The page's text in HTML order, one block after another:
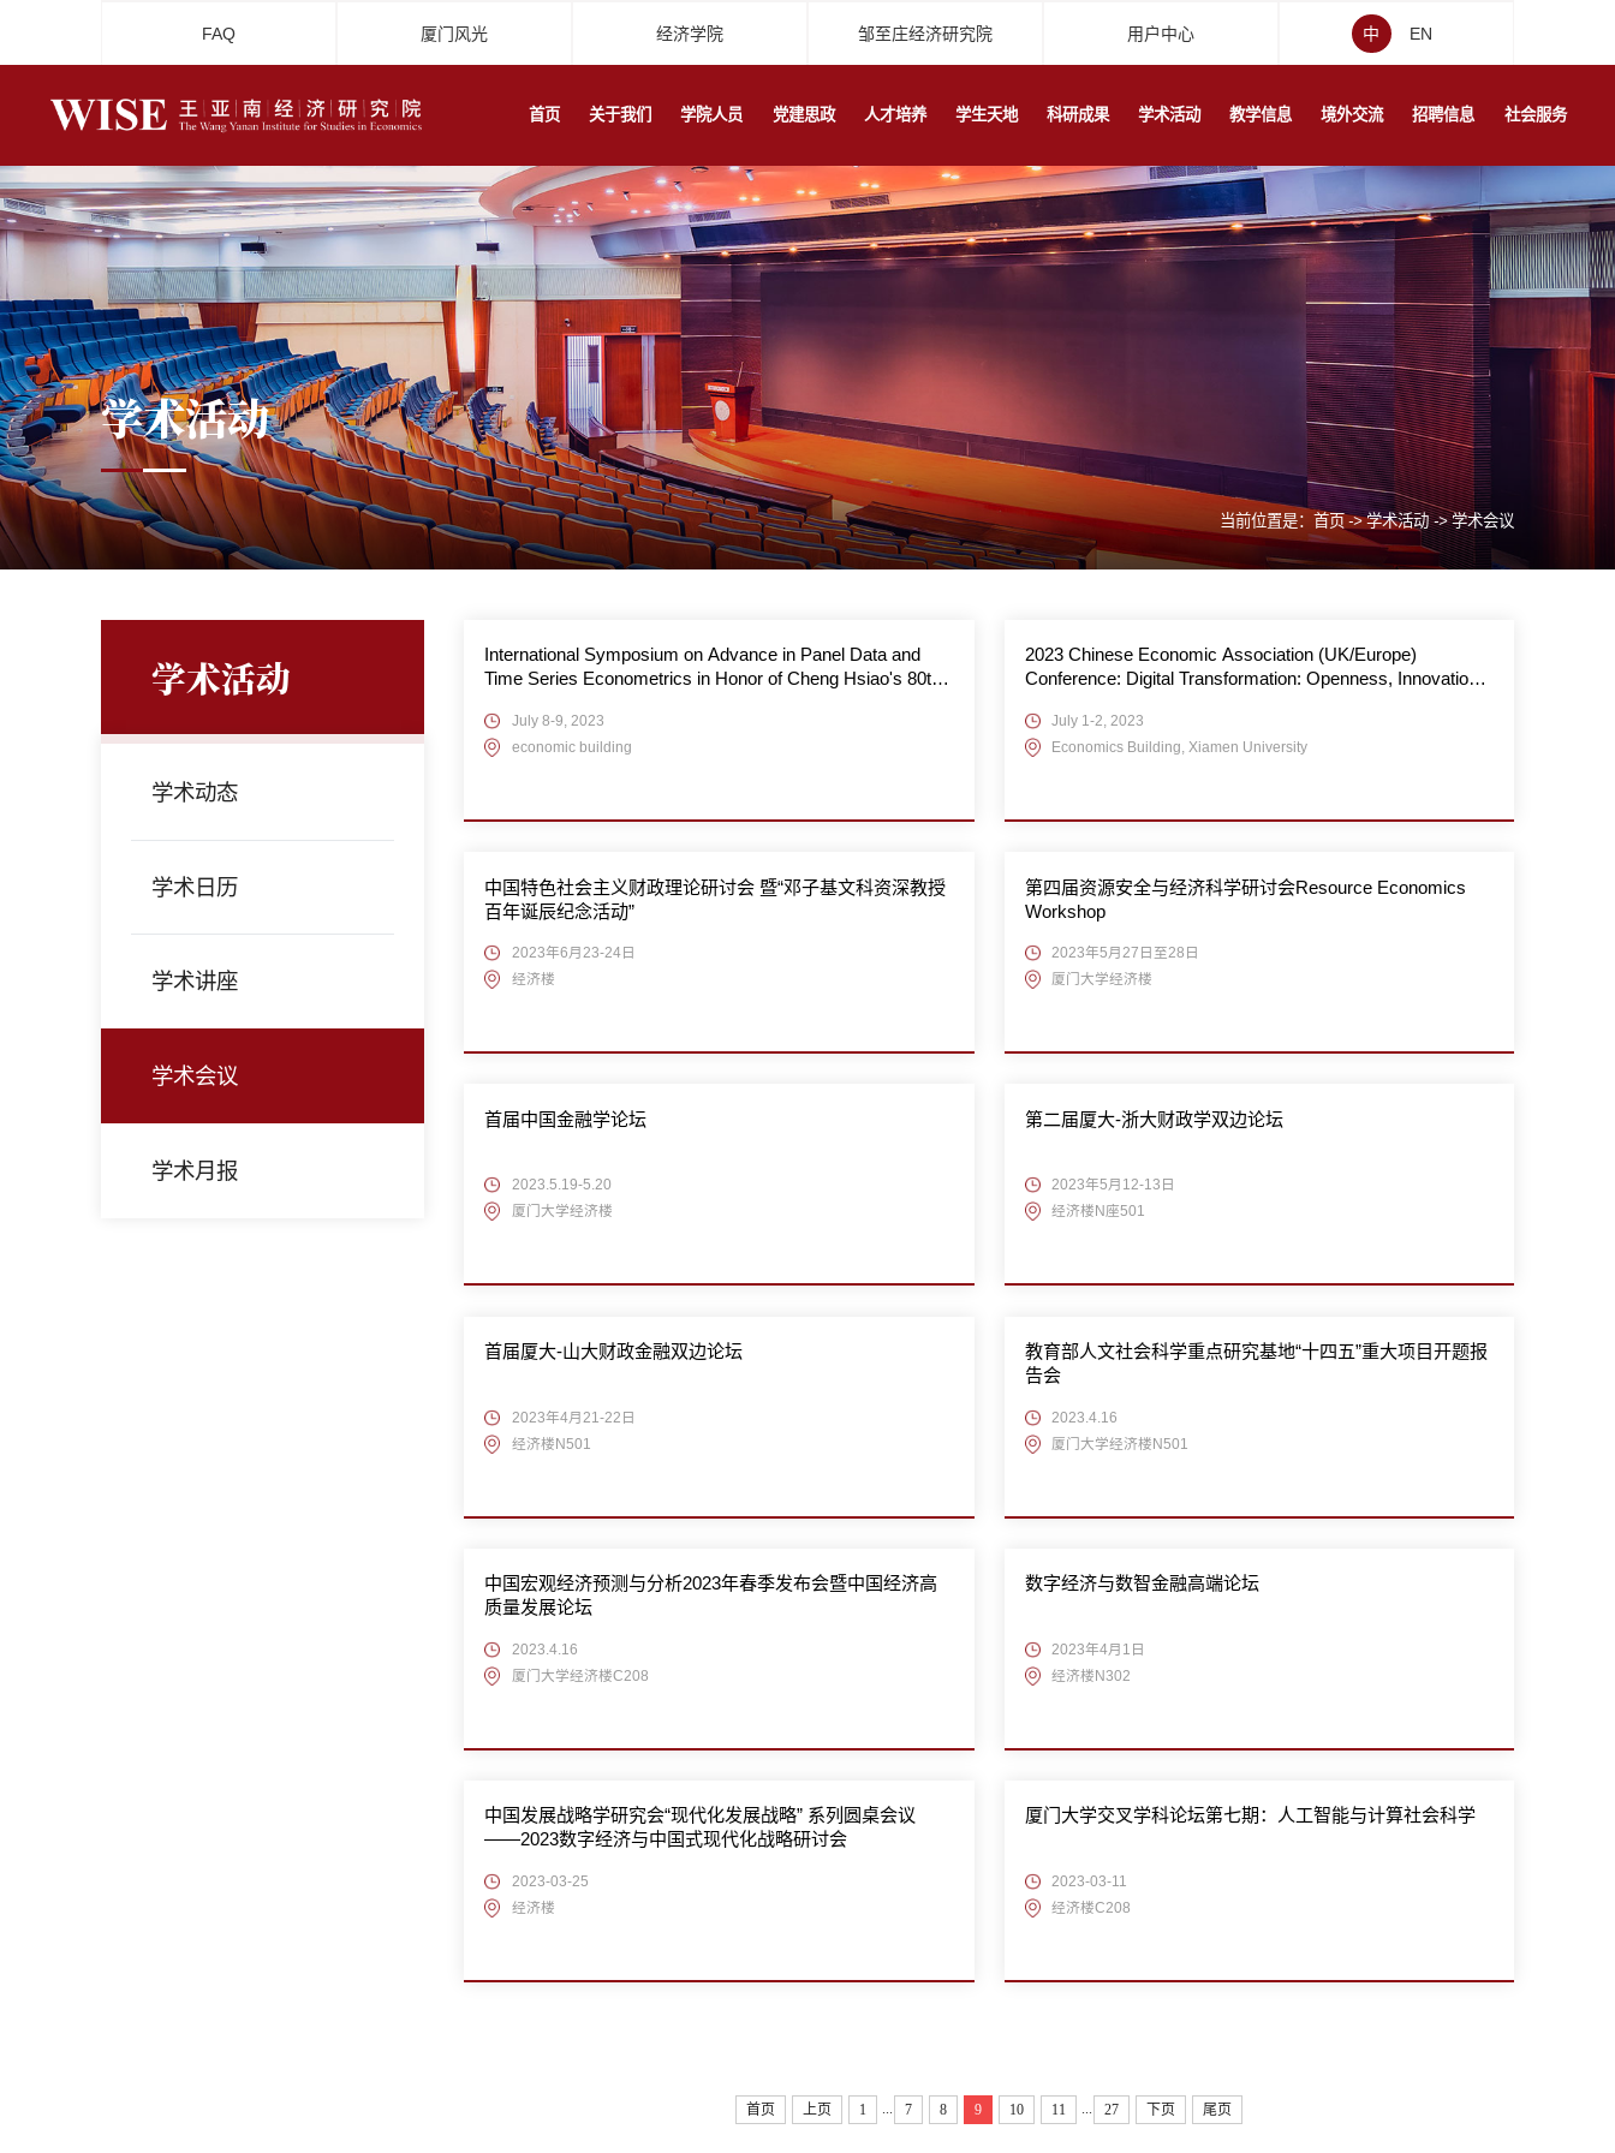
FAQ 厦门风光 经济学院 邹至庄经济研究院 用户中心 中 EN
首页 关于我们 学院人员 党建思政 人才培养 学生天地 科研成果 学术活动 教学信息 境外交流 招聘信息 社会服务
学术活动
当前位置是： 首页 -> 学术活动 -> 学术会议
学术活动
学术动态
学术日历
学术讲座
学术会议
学术月报
International Symposium on Advance in Panel Data and
Time Series Econometrics in Honor of Cheng Hsiao's 80th
July 8-9, 2023
economic building
2023 Chinese Economic Association (UK/Europe)
Conference: Digital Transformation: Openness, Innovation
July 1-2, 2023
Economics Building, Xiamen University
中国特色社会主义财政理论研讨会 暨“邓子基文科资深教授
百年诞辰纪念活动”
2023年6月23-24日
经济楼
第四届资源安全与经济科学研讨会Resource Economics
Workshop
2023年5月27日至28日
厦门大学经济楼
首届中国金融学论坛
2023.5.19-5.20
厦门大学经济楼
第二届厦大-浙大财政学双边论坛
2023年5月12-13日
经济楼N座501
首届厦大-山大财政金融双边论坛
2023年4月21-22日
经济楼N501
教育部人文社会科学重点研究基地“十四五”重大项目开题报
告会
2023.4.16
厦门大学经济楼N501
中国宏观经济预测与分析2023年春季发布会暨中国经济高
质量发展论坛
2023.4.16
厦门大学经济楼C208
数字经济与数智金融高端论坛
2023年4月1日
经济楼N302
中国发展战略学研究会“现代化发展战略” 系列圆桌会议
——2023数字经济与中国式现代化战略研讨会
2023-03-25
经济楼
厦门大学交叉学科论坛第七期：人工智能与计算社会科学
2023-03-11
经济楼C208
首页 上页 1 7 8 9 10 11 27 下页 尾页